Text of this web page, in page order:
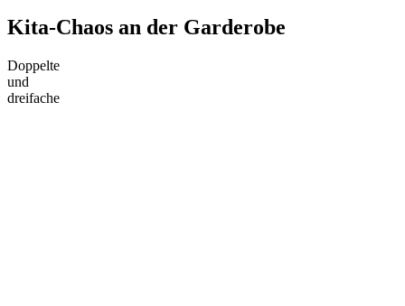
Kita-Chaos an der Garderobe
Doppelte
und
dreifache